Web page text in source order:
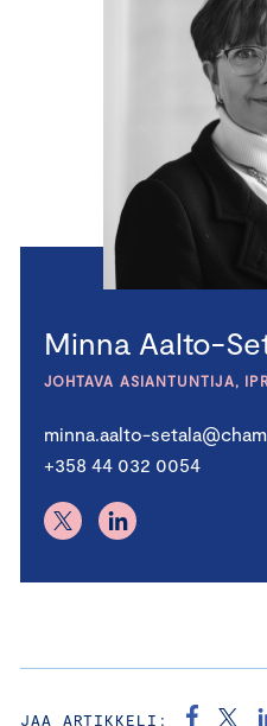
Minna Aalto-
JOHTAVA ASIANTUNTIJA,
minna.aalto-
+358 44 032 0054
JAA ARTIKKELI: